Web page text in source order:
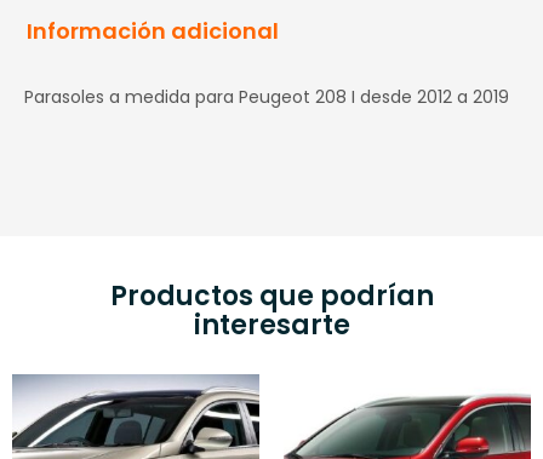
Información adicional
Parasoles a medida para Peugeot 208 I desde 2012 a 2019
Productos que podrían
interesarte
Rango
de
precios:
desde
Este
producto
tiene
de
precios:
desde